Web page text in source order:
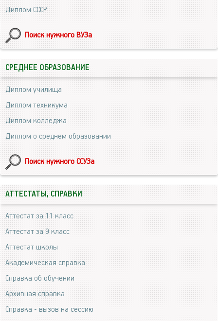
Диплом СССР
Поиск нужного ВУЗа
СРЕДНЕЕ ОБРАЗОВАНИЕ
Диплом училища
Диплом техникума
Диплом колледжа
Диплом о среднем образовании
Поиск нужного ССУЗа
АТТЕСТАТЫ, СПРАВКИ
Аттестат за 11 класс
Аттестат за 9 класс
Аттестат школы
Академическая справка
Справка об обучении
Архивная справка
Справка - вызов на сессию